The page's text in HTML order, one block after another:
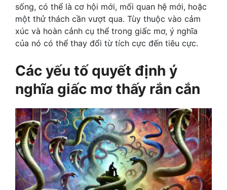
sống, có thể là cơ hội mới, mối quan hệ mới, hoặc
một thử thách cần vượt qua. Tùy thuộc vào cảm
xúc và hoàn cảnh cụ thể trong giấc mơ, ý nghĩa
của nó có thể thay đổi từ tích cực đến tiêu cực.
Các yếu tố quyết định ý
nghĩa giấc mơ thấy rắn cắn